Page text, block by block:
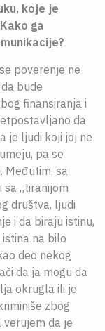
koje je
ga
poverenje ne
bude
finansiranja i
da
je ljudi koji joj ne
pa se
Međutim, sa
„tiranijom
društva, ljudi
i da biraju istinu,
na bilo
deo nekog
da ja mogu da
okrugla ili je
zbog
verujem da je